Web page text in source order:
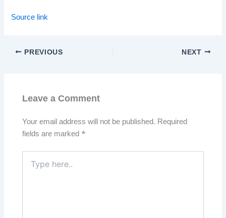
Source link
PREVIOUS NEXT
Leave a Comment
Your email address will not be published. Required
fields are marked *
here..